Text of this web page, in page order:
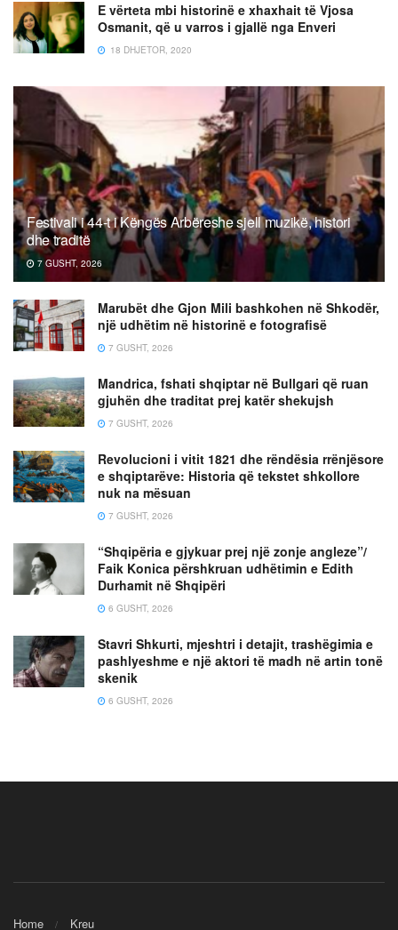
E vërteta mbi historinë e xhaxhait të Vjosa
Osmanit, që u varros i gjallë nga Enveri
18 DHJETOR, 2020
Festivali i 44-t i Këngës Arbëreshe sjell muzikë, histori
dhe traditë
7 GUSHT, 2026
Marubët dhe Gjon Mili bashkohen në Shkodër,
një udhëtim në historinë e fotografisë
7 GUSHT, 2026
Mandrica, fshati shqiptar në Bullgari që ruan
gjuhën dhe traditat prej katër shekujsh
7 GUSHT, 2026
Revolucioni i vitit 1821 dhe rëndësia rrënjësore
e shqiptarëve: Historia që tekstet shkollore
nuk na mësuan
7 GUSHT, 2026
“Shqipëria e gjykuar prej një zonje angleze”/
Faik Konica përshkruan udhëtimin e Edith
Durhamit në Shqipëri
6 GUSHT, 2026
Stavri Shkurti, mjeshtri i detajit, trashëgimia e
pashlyeshme e një aktori të madh në artin tonë
skenik
6 GUSHT, 2026
Home Kreu